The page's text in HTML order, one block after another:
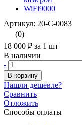
Артикул: 20-С-0083
(0)
18 000 ₽ за 1 шт
В наличии
-
В корзину
Нашли дешевле?
Сравнить
Отложить
Способы оплаты